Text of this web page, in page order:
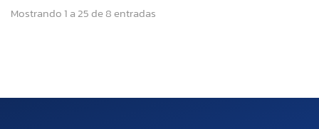
Mostrando 1 a 25 de 8 entradas